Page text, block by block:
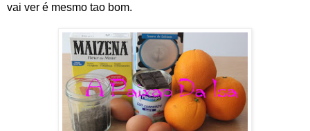
vai ver é mesmo tao bom.